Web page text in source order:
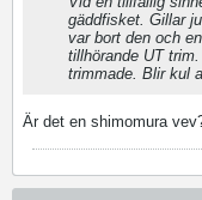
gäddfisket. Gillar
var bort den och
tillhörande UT
trimmade. Blir kul
Är det en shimomura